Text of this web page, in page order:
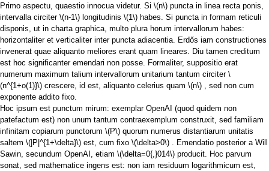
Primo aspectu, quaestio innocua videtur. Si \(n\) puncta in linea recta ponis,
intervalla circiter \(n-1\) longitudinis \(1\) habes. Si puncta in formam reticuli
disponis, ut in charta graphica, multo plura horum intervallorum habes:
horizontaliter et verticaliter inter puncta adiacentia. Erdős iam constructiones
invenerat quae aliquanto meliores erant quam lineares. Diu tamen creditum
est hoc significanter emendari non posse. Formaliter, suppositio erat
numerum maximum talium intervallorum unitarium tantum circiter \
(n^{1+o(1)}\) crescere, id est, aliquanto celerius quam \(n\) , sed non cum
exponente addito fixo.
Hoc ipsum est punctum mirum: exemplar OpenAI (quod quidem non
patefactum est) non unum tantum contraexemplum construxit, sed familiam
infinitam copiarum punctorum \(P\) quorum numerus distantiarum unitatis
saltem \(|P|^{1+\delta}\) est, cum fixo \(\delta>0\) . Emendatio posterior a Will
Sawin, secundum OpenAI, etiam \(\delta=0{,}014\) producit. Hoc parvum
sonat, sed mathematice ingens est: non iam residuum logarithmicum est,